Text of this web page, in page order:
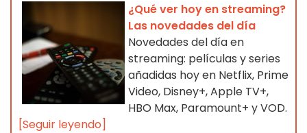
¿Qué ver hoy en streaming?
Las novedades del día
Novedades del día en
streaming: películas y series
añadidas hoy en Netflix, Prime
Video, Disney+, Apple TV+,
HBO Max, Paramount+ y VOD.
[Seguir leyendo]